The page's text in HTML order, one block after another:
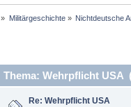
» Militärgeschichte» Nichtdeutsche
Thema: Wehrpflicht USA
Re: Wehrpflicht USA